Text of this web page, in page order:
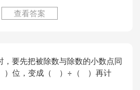
查看答案
要先把被除数与除数的小数点同
位，变成（ ）÷（ ）再计